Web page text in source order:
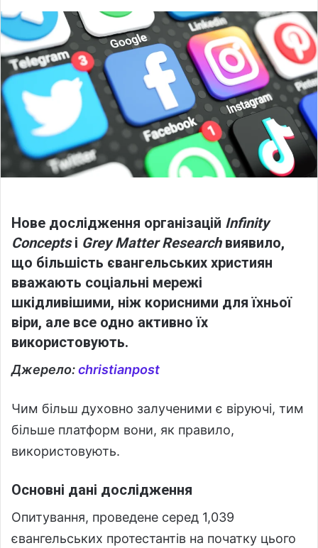
l
o
w
X
d
a
n
i
Нове дослідження організацій Infinity
Conceptsі Grey Matter Researchвиявило,
що більшість євангельських християн
вважають соціальні мережі
шкідливішими, ніж корисними для їхньої
віри, але все одно активно їх
використовують.
Джерело:christianpost
Чим більш духовно залученими є віруючі, тим
більше платформ вони, як правило,
використовують.
Основні дані дослідження
Опитування, проведене серед 1,039
євангельських протестантів на початку цього